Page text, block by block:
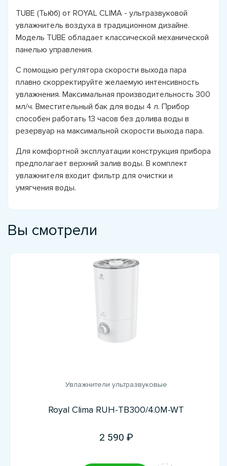
TUBE (Тью́б) от ROYAL CLIMA - ультразвуковой
увлажнитель воздуха в традиционном дизайне.
Модель TUBE обладает классической механической
панелью управления.
С помощью регулятора скорости выхода пара
плавно скорректируйте желаемую интенсивность
увлажнения. Максимальная производительность 300
мл/ч. Вместительный бак для воды 4 л. Прибор
способен работать 13 часов без долива воды в
резервуар на максимальной скорости выхода пара.
Для комфортной эксплуатации конструкция прибора
предполагает верхний залив воды. В комплект
увлажнителя входит фильтр для очистки и
умягчения воды.
Вы смотрели
Увлажнители ультразвуковые
Royal Clima RUH-TB300/4.0M-WT
2 590